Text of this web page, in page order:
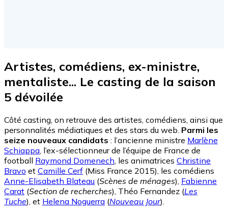
Artistes, comédiens, ex-ministre,
mentaliste... Le casting de la saison
5 dévoilée
Côté casting, on retrouve des artistes, comédiens, ainsi que
personnalités médiatiques et des stars du web. Parmi les
seize nouveaux candidats : l’ancienne ministre Marlène
Schiappa, l’ex-sélectionneur de l’équipe de France de
football Raymond Domenech, les animatrices Christine
Bravo et Camille Cerf (Miss France 2015), les comédiens
Anne-Elisabeth Blateau (Scènes de ménages), Fabienne
Carat (Section de recherches), Théo Fernandez (Les
Tuche), et Helena Noguerra (Nouveau Jour).